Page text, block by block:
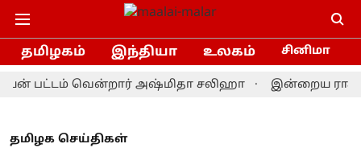
தமிழகம் இந்தியா உலகம் சினிமா
வென்றார் அஷ்மிதா சலிஹா இன்றைய ராசிபலன்
தமிழக செய்திகள்